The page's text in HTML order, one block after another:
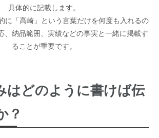
具体的に記載します。
に「高崎」という言葉だけを何度も入れるの
、納品範囲、実績などの事実と一緒に掲載す
ることが重要です。
はどのように書けば伝
？